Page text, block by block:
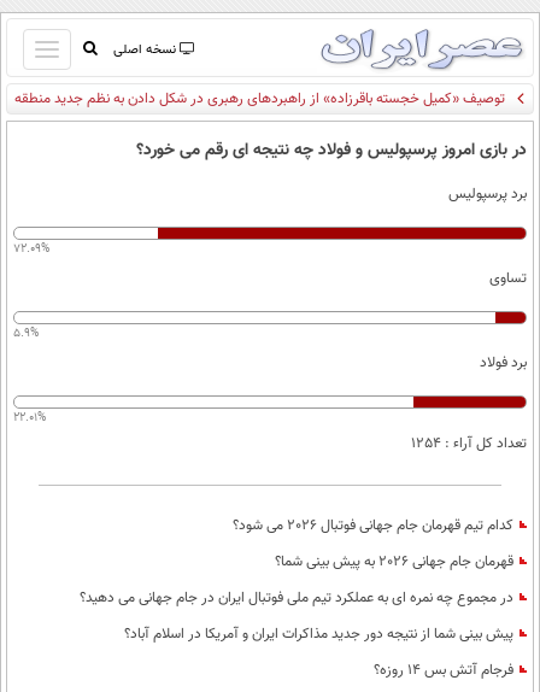
نسخه اصلی
باز
و
بسته
صفحه اول
تماس با ما
نظرسنجی
پیوند ها
سلامت
یک برش دانایی
سیاست خارجی
فرهنگ و هنر
علم و دانش
در بازی امروز پرسپولیس و فولاد چه نتیجه ای رقم می خورد؟
برد پرسپولیس
72.09%
تساوی
5.9%
برد فولاد
22.01%
تعداد کل آراء : 1254
کدام تیم قهرمان جام جهانی فوتبال 2026 می شود؟
قهرمان جام جهانی 2026 به پیش بینی شما؟
در مجموع چه نمره ای به عملکرد تیم ملی فوتبال ایران در جام جهانی می دهید؟
پیش بینی شما از نتیجه دور جدید مذاکرات ایران و آمریکا در اسلام آباد؟
فرجام آتش بس 14 روزه؟